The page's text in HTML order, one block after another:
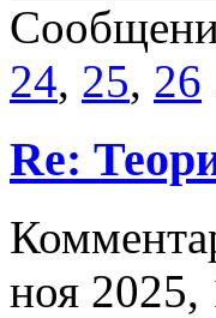
24, 25, 26
Re:
ноя 2025,